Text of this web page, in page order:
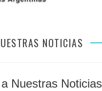
NOTICIAS
Nuestras Noticias